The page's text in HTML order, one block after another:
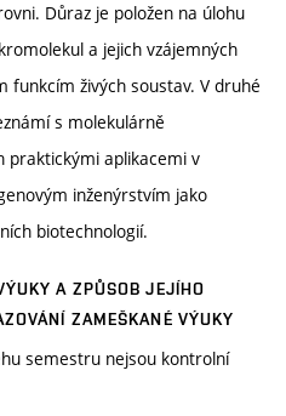
Důraz je položen na úlohu
a jejich vzájemných
funkcím živých soustav. V druhé
s molekulárně
praktickými aplikacemi v
inženýrstvím jako
biotechnologií.
A ZPŮSOB JEJÍHO
ZAMEŠKANÉ VÝUKY
semestru nejsou kontrolní